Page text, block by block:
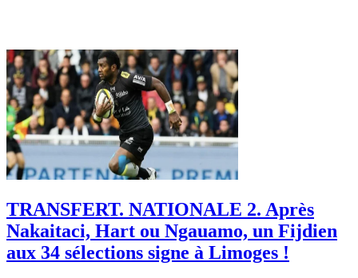
TRANSFERT. NATIONALE 2. Après
Nakaitaci, Hart ou Ngauamo, un Fijdien
aux 34 sélections signe à Limoges !